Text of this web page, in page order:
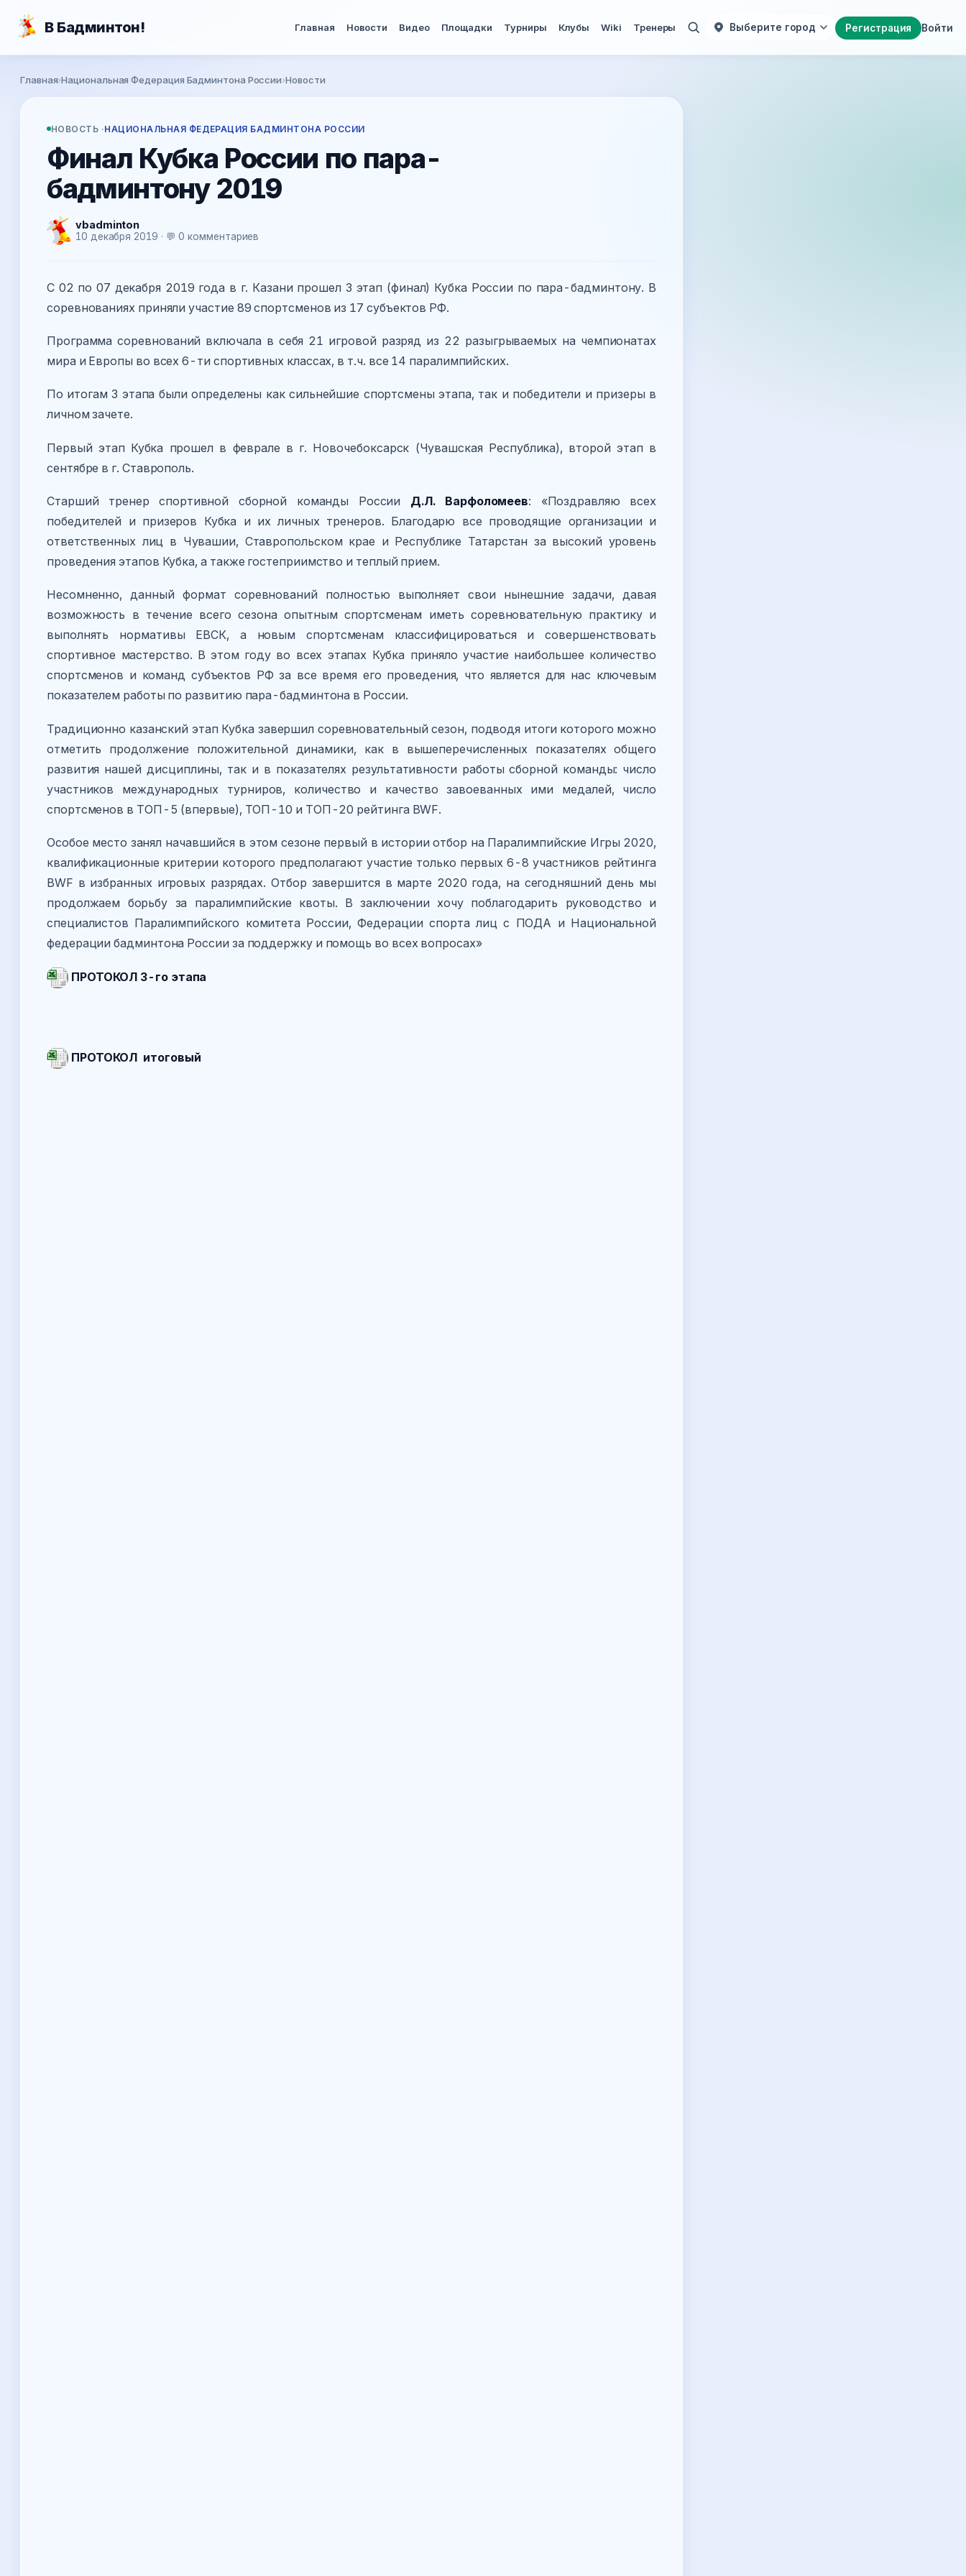
В Бадминтон! Главная Новости Видео Площадки Турниры Клубы Wiki Тренеры Регистрация Войти
Выберите город
Вы здесь
Главная›Национальная Федерация Бадминтона России›Новости
НОВОСТЬ ·НАЦИОНАЛЬНАЯ ФЕДЕРАЦИЯ БАДМИНТОНА РОССИИ
Финал Кубка России по пара-
бадминтону 2019
vbadminton
10 декабря 2019 · 💬 0 комментариев
С 02 по 07 декабря 2019 года в г. Казани прошел 3 этап (финал) Кубка России по пара-бадминтону. В
соревнованиях приняли участие 89 спортсменов из 17 субъектов РФ.
Программа соревнований включала в себя 21 игровой разряд из 22 разыгрываемых на чемпионатах
мира и Европы во всех 6-ти спортивных классах, в т.ч. все 14 паралимпийских.
По итогам 3 этапа были определены как сильнейшие спортсмены этапа, так и победители и призеры в
личном зачете.
Первый этап Кубка прошел в феврале в г. Новочебоксарск (Чувашская Республика), второй этап в
сентябре в г. Ставрополь.
Старший тренер спортивной сборной команды России Д.Л. Варфоломеев: «Поздравляю всех
победителей и призеров Кубка и их личных тренеров. Благодарю все проводящие организации и
ответственных лиц в Чувашии, Ставропольском крае и Республике Татарстан за высокий уровень
проведения этапов Кубка, а также гостеприимство и теплый прием.
Несомненно, данный формат соревнований полностью выполняет свои нынешние задачи, давая
возможность в течение всего сезона опытным спортсменам иметь соревновательную практику и
выполнять нормативы ЕВСК, а новым спортсменам классифицироваться и совершенствовать
спортивное мастерство. В этом году во всех этапах Кубка приняло участие наибольшее количество
спортсменов и команд субъектов РФ за все время его проведения, что является для нас ключевым
показателем работы по развитию пара-бадминтона в России.
Традиционно казанский этап Кубка завершил соревновательный сезон, подводя итоги которого можно
отметить продолжение положительной динамики, как в вышеперечисленных показателях общего
развития нашей дисциплины, так и в показателях результативности работы сборной команды: число
участников международных турниров, количество и качество завоеванных ими медалей, число
спортсменов в ТОП-5 (впервые), ТОП-10 и ТОП-20 рейтинга BWF.
Особое место занял начавшийся в этом сезоне первый в истории отбор на Паралимпийские Игры 2020,
квалификационные критерии которого предполагают участие только первых 6-8 участников рейтинга
BWF в избранных игровых разрядах. Отбор завершится в марте 2020 года, на сегодняшний день мы
продолжаем борьбу за паралимпийские квоты. В заключении хочу поблагодарить руководство и
специалистов Паралимпийского комитета России, Федерации спорта лиц с ПОДА и Национальной
федерации бадминтона России за поддержку и помощь во всех вопросах»
ПРОТОКОЛ 3-го этапа
ПРОТОКОЛ итоговый